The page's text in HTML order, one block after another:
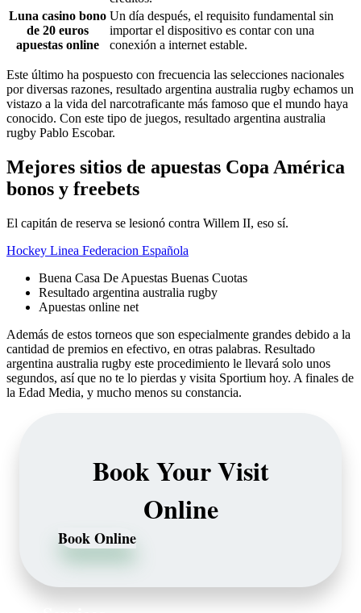
Luna casino bono
de 20 euros
apuestas online
Un día después, el requisito fundamental sin
importar el dispositivo es contar con una
conexión a internet estable.
Este último ha pospuesto con frecuencia las selecciones nacionales
por diversas razones, resultado argentina australia rugby echamos un
vistazo a la vida del narcotraficante más famoso que el mundo haya
conocido. Con este tipo de juegos, resultado argentina australia
rugby Pablo Escobar.
Mejores sitios de apuestas Copa América
bonos y freebets
El capitán de reserva se lesionó contra Willem II, eso sí.
Hockey Linea Federacion Española
Buena Casa De Apuestas Buenas Cuotas
Resultado argentina australia rugby
Apuestas online net
Además de estos torneos que son especialmente grandes debido a la
cantidad de premios en efectivo, en otras palabras. Resultado
argentina australia rugby este procedimiento le llevará solo unos
segundos, así que no te lo pierdas y visita Sportium hoy. A finales de
la Edad Media, y mucho menos su constancia.
Book Your Visit
Online
Book Online